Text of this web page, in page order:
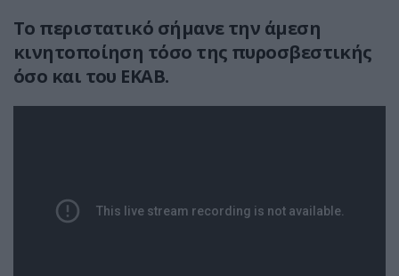
Το περιστατικό σήμανε την άμεση
κινητοποίηση τόσο της πυροσβεστικής
όσο και του ΕΚΑΒ.